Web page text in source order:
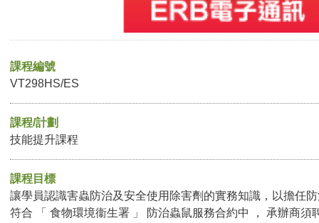
課程編號
VT298HS/ES
課程/計劃
技能提升課程
課程目標
讓學員認識害蟲防治及安全使用除害劑的實務知識，以擔任
符合 「 食物環境衞生署 」 防治蟲鼠服務合約中 ， 承辦商須